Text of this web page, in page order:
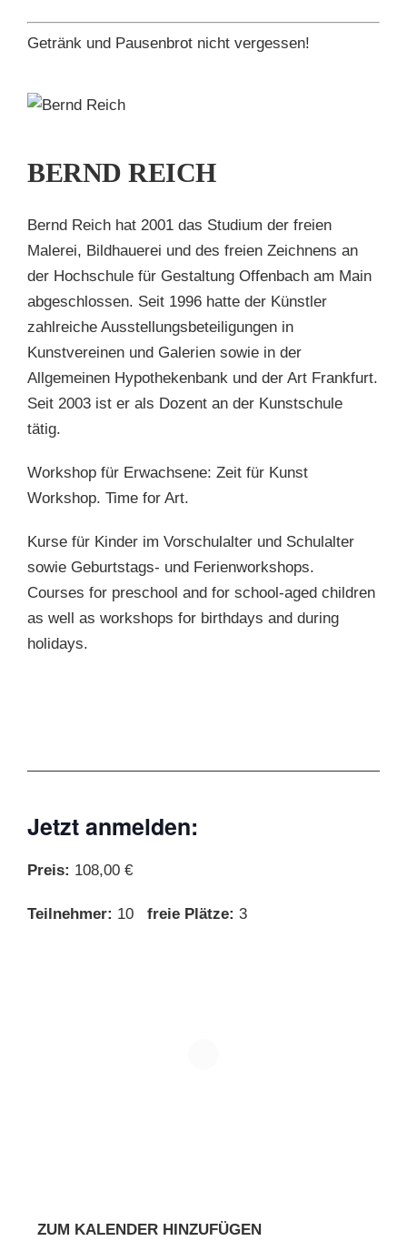
Getränk und Pausenbrot nicht vergessen!
BERND REICH
Bernd Reich hat 2001 das Studium der freien
Malerei, Bildhauerei und des freien Zeichnens an
der Hochschule für Gestaltung Offenbach am Main
abgeschlossen. Seit 1996 hatte der Künstler
zahlreiche Ausstellungsbeteiligungen in
Kunstvereinen und Galerien sowie in der
Allgemeinen Hypothekenbank und der Art Frankfurt.
Seit 2003 ist er als Dozent an der Kunstschule
tätig.
Workshop für Erwachsene: Zeit für Kunst
Workshop. Time for Art.
Kurse für Kinder im Vorschulalter und Schulalter
sowie Geburtstags- und Ferienworkshops.
Courses for preschool and for school-aged children
as well as workshops for birthdays and during
holidays.
Jetzt anmelden:
Preis: 108,00 €
Teilnehmer: 10 freie Plätze: 3
ZUM KALENDER HINZUFÜGEN